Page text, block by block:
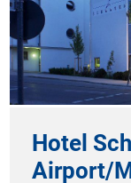
Hotel
Airport/